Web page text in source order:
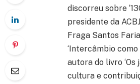
discorreu sobre
presidente da
Fraga Santos
‘Intercâmbio
autora do livro ‘Os
cultura e